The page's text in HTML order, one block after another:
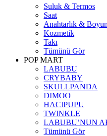
Suluk & Termos
Saat
Anahtarlık & Boyun
Kozmetik
Takı
Tümünü Gör
POP MART
LABUBU
CRYBABY
SKULLPANDA
DIMOO
HACIPUPU
TWINKLE
LABUBU’NUN
Tümünü Gör